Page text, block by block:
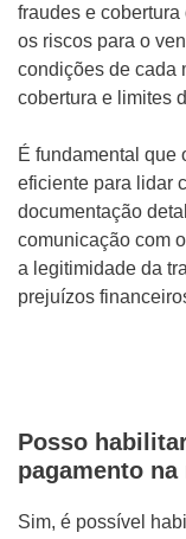
fraudes e
os riscos para o
condições de cada
cobertura e limites
É fundamental que
eficiente para lidar
documentação
comunicação com
a legitimidade da
prejuízos
Posso
pagamento
Sim, é possível